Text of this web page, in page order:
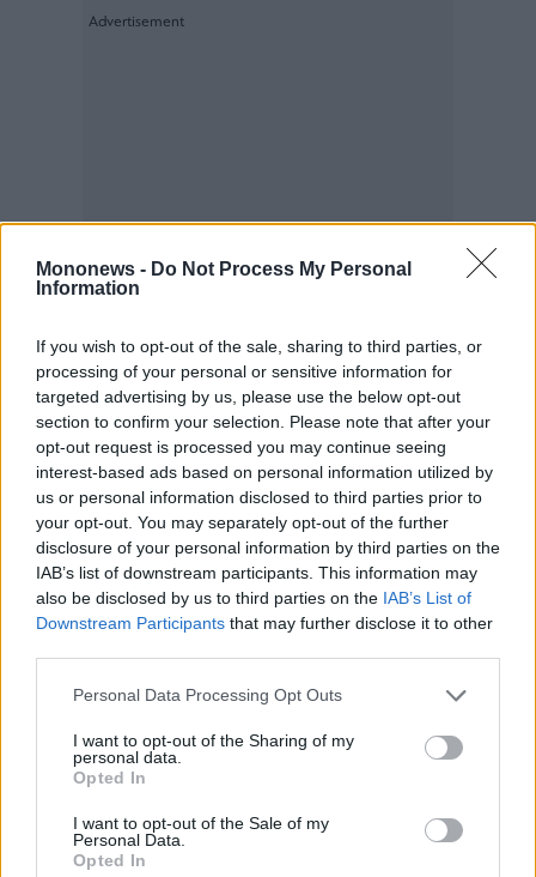
Mononews - Do Not Process My Personal
Information
If you wish to opt-out of the sale, sharing to third parties, or
processing of your personal or sensitive information for
targeted advertising by us, please use the below opt-out
section to confirm your selection. Please note that after your
opt-out request is processed you may continue seeing
interest-based ads based on personal information utilized by
us or personal information disclosed to third parties prior to
your opt-out. You may separately opt-out of the further
disclosure of your personal information by third parties on the
IAB’s list of downstream participants. This information may
also be disclosed by us to third parties on the IAB’s List of
Downstream Participants that may further disclose it to other
Personal Data Processing Opt Outs
I want to opt-out of the Sharing of my
personal data.
Opted In
I want to opt-out of the Sale of my
Personal Data.
Opted In
Να σημειωθεί ότι κατά τη διάρκεια της
συνέντευξης Τύπου, οι αγορές συναλλάγματος